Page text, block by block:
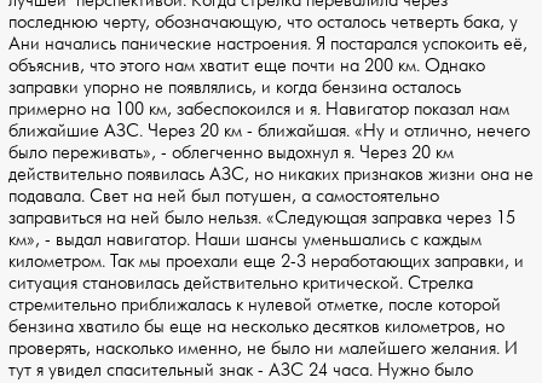
последнюю черту, обозначающую, что осталось четверть бака, у
Ани начались панические настроения. Я постарался успокоить её,
объяснив, что этого нам хватит еще почти на 200 км. Однако
заправки упорно не появлялись, и когда бензина осталось
примерно на 100 км, забеспокоился и я. Навигатор показал нам
ближайшие АЗС. Через 20 км - ближайшая. «Ну и отлично, нечего
было переживать», - облегченно выдохнул я. Через 20 км
действительно появилась АЗС, но никаких признаков жизни она не
подавала. Свет на ней был потушен, а самостоятельно
заправиться на ней было нельзя. «Следующая заправка через 15
км», - выдал навигатор. Наши шансы уменьшались с каждым
километром. Так мы проехали еще 2-3 неработающих заправки, и
ситуация становилась действительно критической. Стрелка
стремительно приближалась к нулевой отметке, после которой
бензина хватило бы еще на несколько десятков километров, но
проверять, насколько именно, не было ни малейшего желания. И
тут я увидел спасительный знак - АЗС 24 часа. Нужно было